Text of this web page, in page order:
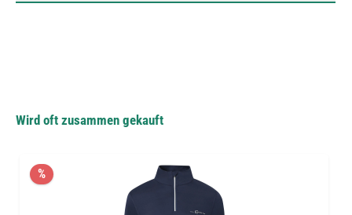
Wird oft zusammen gekauft
%